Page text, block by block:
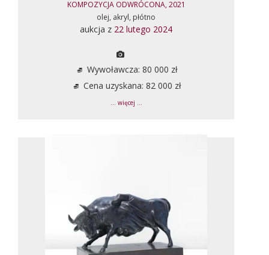
KOMPOZYCJA ODWRÓCONA, 2021
olej, akryl, płótno
aukcja z 22 lutego 2024
Wywoławcza: 80 000 zł
Cena uzyskana: 82 000 zł
... więcej ...